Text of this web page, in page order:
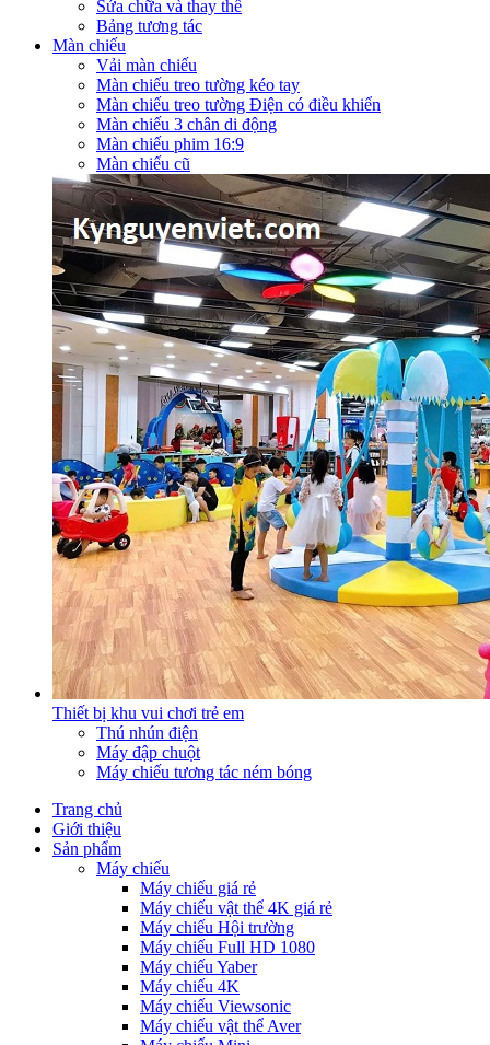
Sửa chữa và thay thế
Bảng tương tác
Màn chiếu
Vải màn chiếu
Màn chiếu treo tường kéo tay
Màn chiếu treo tường Điện có điều khiển
Màn chiếu 3 chân di động
Màn chiếu phim 16:9
Màn chiếu cũ
Thiết bị khu vui chơi trẻ em
Thú nhún điện
Máy đập chuột
Máy chiếu tương tác ném bóng
Trang chủ
Giới thiệu
Sản phẩm
Máy chiếu
Máy chiếu giá rẻ
Máy chiếu vật thể 4K giá rẻ
Máy chiếu Hội trường
Máy chiếu Full HD 1080
Máy chiếu Yaber
Máy chiếu 4K
Máy chiếu Viewsonic
Máy chiếu vật thể Aver